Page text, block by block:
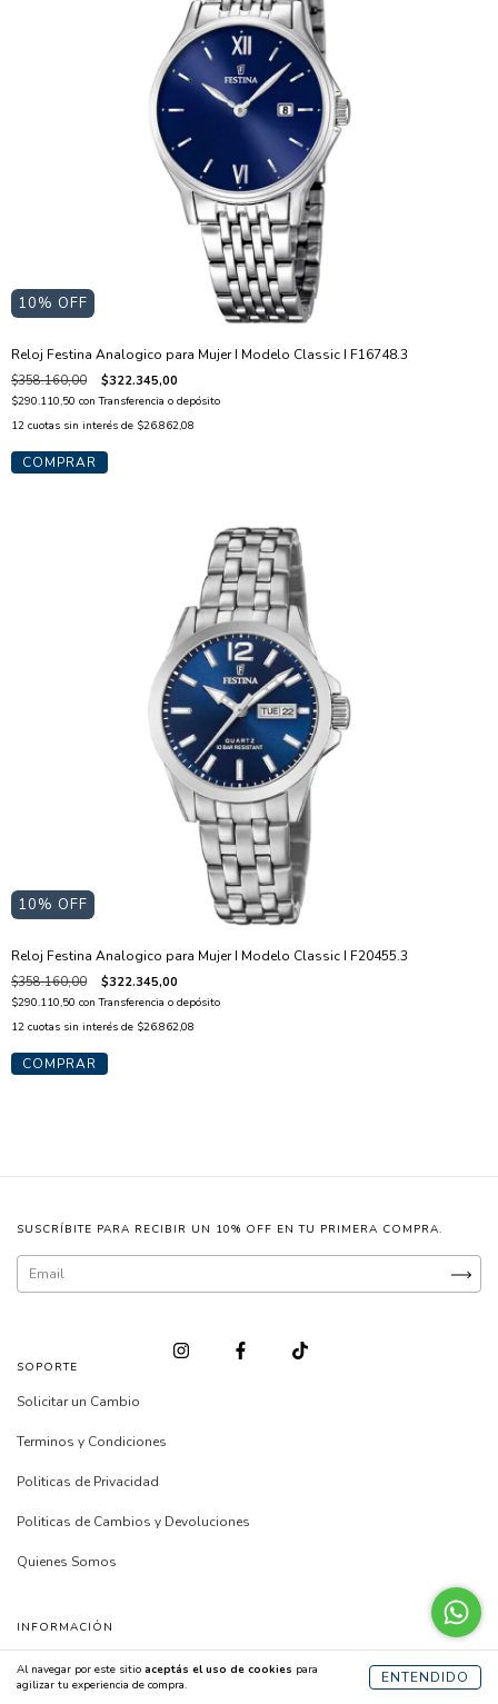
Al navegar por este sitio aceptás el uso de cookies para
agilizar tu experiencia de compra.
ENTENDIDO
10% OFF
Reloj Festina Analogico para Mujer I Modelo Classic I F16748.3
$358.160,00 $322.345,00
$290.110,50 con Transferencia o depósito
12 cuotas sin interés de $26.862,08
10% OFF
Reloj Festina Analogico para Mujer I Modelo Classic I F20455.3
$358.160,00 $322.345,00
$290.110,50 con Transferencia o depósito
12 cuotas sin interés de $26.862,08
SUSCRÍBITE PARA RECIBIR UN 10% OFF EN TU PRIMERA COMPRA.
SOPORTE
Solicitar un Cambio
Terminos y Condiciones
Politicas de Privacidad
Politicas de Cambios y Devoluciones
Quienes Somos
INFORMACIÓN
Preguntas Frecuentes